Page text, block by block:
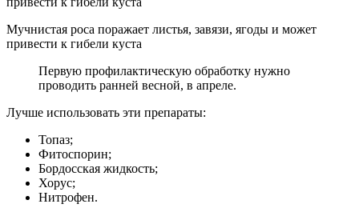
Мучнистая роса поражает листья, завязи, ягоды и может
привести к гибели куста
Первую профилактическую обработку нужно
проводить ранней весной, в апреле.
Лучше использовать эти препараты:
Топаз;
Фитоспорин;
Бордосская жидкость;
Хорус;
Нитрофен.